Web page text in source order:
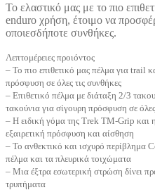
Το ελαστικό μας με το πιο
enduro χρήση, έτοιμο να
οποιεσδήποτε συνθήκες.
Λεπτομέρειες προιόντος
– Το πιο επιθετικό μας πέλμα για trail
πρόσφυση σε όλες τις συνθήκες
– Επιθετικό πέλμα με διάταξη 2/3
τακούνια για σίγουρη πρόσφυση σε
– Η ειδική γόμα της Trek TM-Grip και
εξαιρετική πρόσφυση και αίσθηση
– Το ανθεκτικό και ισχυρό περίβλημα
πέλμα και τα πλευρικά τοιχώματα
– Μια έξτρα εσωτερική στρώση δίνει
τρυπήματα